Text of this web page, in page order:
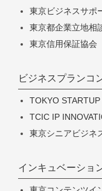
東京ビジネスサポ
東京都企業立地相
東京信用保証協会
ビジネスプランコ
TOKYO STARTUP
TCIC IP
東京シニアビジネ
インキュベーショ